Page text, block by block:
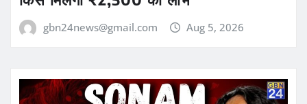
gbn24news@gmail.com Aug 5, 2026